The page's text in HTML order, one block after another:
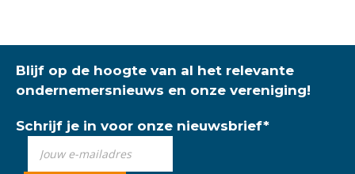
Blijf op de hoogte van al het relevante
ondernemersnieuws en onze vereniging!
Schrijf je in voor onze nieuwsbrief*